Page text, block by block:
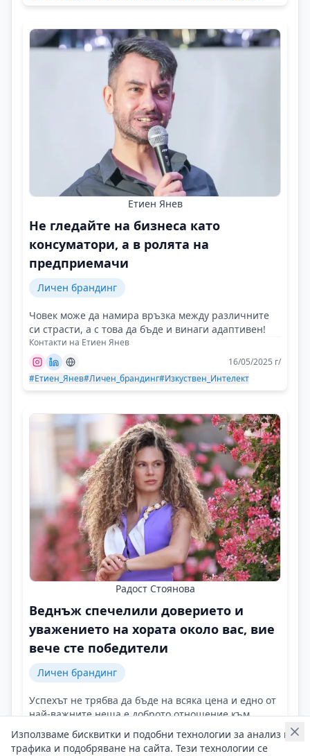
Етиен Янев
Не гледайте на бизнеса като
консуматори, а в ролята на
предприемачи
Личен брандинг
Човек може да намира връзка между различните
си страсти, а с това да бъде и винаги адаптивен!
Контакти на Етиен Янев
16/05/2025 г/
#Етиен_Янев#Личен_брандинг#Изкуствен_Интелект
Радост Стоянова
Веднъж спечелили доверието и
уважението на хората около вас, вие
вече сте победители
Личен брандинг
Успехът не трябва да бъде на всяка цена и едно от
най-важните неща е доброто отношение към
хората по пътя ни!
Контакти на Радост Стоянова
Използваме бисквитки и подобни технологии за анализ на
трафика и подобряване на сайта. Тези технологии се